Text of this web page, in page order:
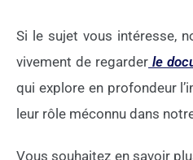
Si le sujet vous intéresse,
vivement de regarder le
qui explore en profondeur
leur rôle méconnu dans
Vous souhaitez en savoir